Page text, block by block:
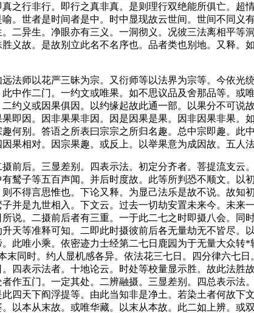
之行非行。即行之真非真。是则理行双绝能所俱亡。
。世者是时间者是中。时中显现故云世间。世间不同义
二异生。净眼亦有三义。一洞彻义。况彼三法离相平
义故。是故别立此名不名序也。品者类也别地。又释
师以花严三昧为宗。又衍师等以法界为宗等。今依光
中作二门。一约文或唯果。如不思议品及舍那品等。或
约义或因果俱因。以约缘起故此通一部。以果分不可说
即因。因非果果非因。因是因果是果。因非因果非果
何别。答语之所表曰宗宗之所归名趣。总中宗即趣。
果相对。因宗果趣。或反上。以举果意为成因故。五人
后。三显差别。四表示法。初定分齐者。菩提流支云
鹙子等五百声闻。并后时度故。此等所判恐不顺文。以
不得言思惟也。下论又释。为显己法乐是故不说。故
并是九世相入。下文云。过去一切劫安置未来今。未来
说。二摄前后者有三重。一于此二七之时即摄八会。
天等准释可知。二即此时摄彼前后各无量劫无不皆尽。
此唯小乘。依密迹力士经第二七日鹿园为于无量大众
同时。约人显机感各异。依法花三七日。四分律六七
四表示法者。十地论云。时处等校量显示胜。故此法
作五门。一定其处。二辨融摄。三显差别。四总表示
四天下阎浮提等。由此当知非是净土。若染土者何故
以本从末故。或唯华藏。以末从本故。此二如上辨。或